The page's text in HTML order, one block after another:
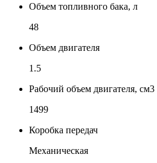
Объем топливного бака, л
48
Объем двигателя
1.5
Рабочий объем двигателя, см3
1499
Коробка передач
Механическая